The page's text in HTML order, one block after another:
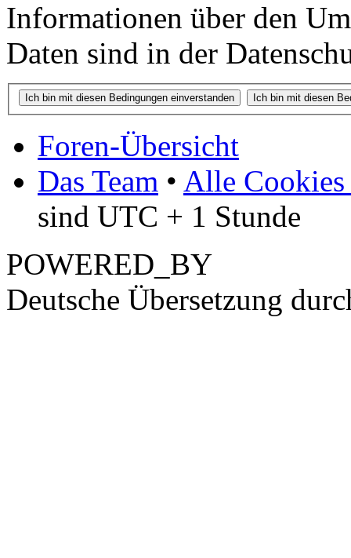
Informationen über den
Daten sind in der
Foren-Übersicht
Das Team • Alle Cookies
sind UTC + 1 Stunde
POWERED_BY
Deutsche Übersetzung